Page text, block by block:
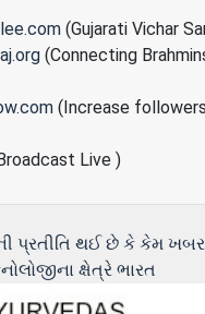
(Gujarati Vichar
(Connecting
(Increase followers
Live )
પ્રતીતિ થઈ છે કે કેમ ખબર
ક્ષેત્રે ભારત